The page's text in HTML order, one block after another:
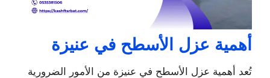
أهمية عزل الأسطح في عنيزة
تُعد أهمية عزل الأسطح في عنيزة من الأمور الضرورية